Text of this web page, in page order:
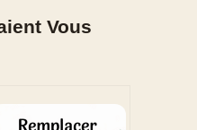
Vous